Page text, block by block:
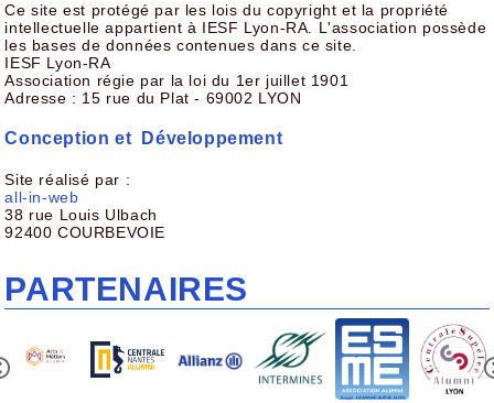
Ce site est protégé par les lois du copyright et la propriété
intellectuelle appartient à IESF Lyon-RA. L'association possède
les bases de données contenues dans ce site.
IESF Lyon-RA
Association régie par la loi du 1er juillet 1901
Adresse : 15 rue du Plat - 69002 LYON
Conception et Développement
Site réalisé par :
all-in-web
38 rue Louis Ulbach
92400 COURBEVOIE
PARTENAIRES